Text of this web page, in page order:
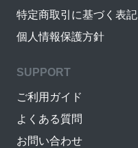
特定商取引に基づく表記
個人情報保護方針
SUPPORT
ご利用ガイド
よくある質問
お問い合わせ